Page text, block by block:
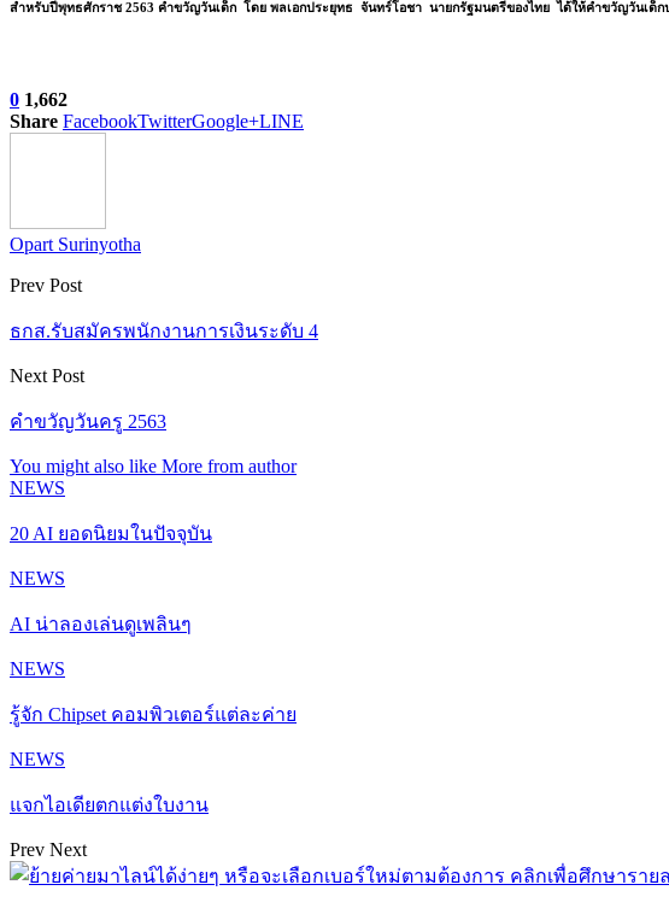
สำหรับปีพุทธศักราช 2563 คำขวัญวันเด็ก โดย พลเอกประยุทธ จันทร์โอชา นายกรัฐมนตรีของไทย ได้ให้คำขวัญวันเด็ก
0 1,662
Share FacebookTwitterGoogle+LINE
Opart Surinyotha
Prev Post
ธกส.รับสมัครพนักงานการเงินระดับ 4
Next Post
คำขวัญวันครู 2563
You might also like More from author
NEWS
20 AI ยอดนิยมในปัจจุบัน
NEWS
AI น่าลองเล่นดูเพลินๆ
NEWS
รู้จัก Chipset คอมพิวเตอร์แต่ละค่าย
NEWS
แจกไอเดียตกแต่งใบงาน
Prev Next